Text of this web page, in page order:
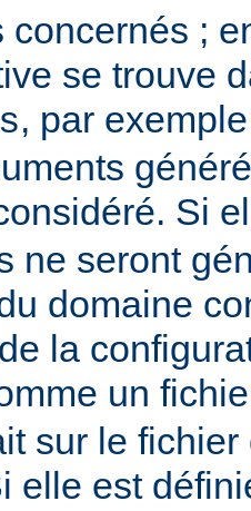
concernés ;
se trouve
, par
Si
ne seront
domaine
la
un
sur le
elle est